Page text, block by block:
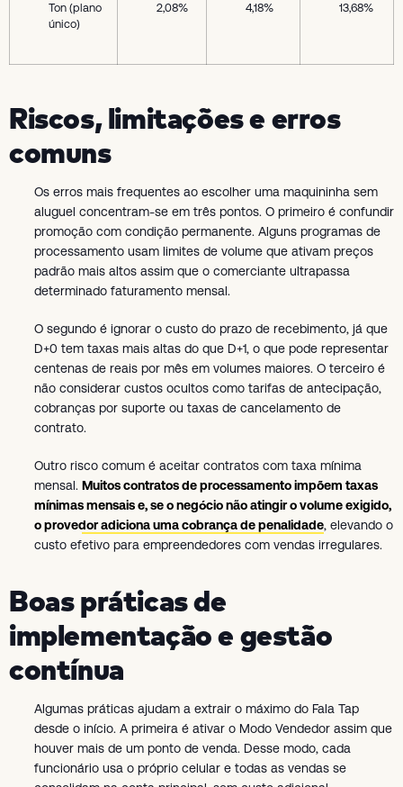
Ton (plano
único)
2,08% 4,18% 13,68%
Riscos, limitações e erros
comuns
Os erros mais frequentes ao escolher uma maquininha sem
aluguel concentram-se em três pontos. O primeiro é confundir
promoção com condição permanente. Alguns programas de
processamento usam limites de volume que ativam preços
padrão mais altos assim que o comerciante ultrapassa
determinado faturamento mensal.
O segundo é ignorar o custo do prazo de recebimento, já que
D+0 tem taxas mais altas do que D+1, o que pode representar
centenas de reais por mês em volumes maiores. O terceiro é
não considerar custos ocultos como tarifas de antecipação,
cobranças por suporte ou taxas de cancelamento de
contrato.
Outro risco comum é aceitar contratos com taxa mínima
mensal. Muitos contratos de processamento impõem taxas
mínimas mensais e, se o negócio não atingir o volume exigido,
o provedor adiciona uma cobrança de penalidade, elevando o
custo efetivo para empreendedores com vendas irregulares.
Boas práticas de
implementação e gestão
contínua
Algumas práticas ajudam a extrair o máximo do Fala Tap
desde o início. A primeira é ativar o Modo Vendedor assim que
houver mais de um ponto de venda. Desse modo, cada
funcionário usa o próprio celular e todas as vendas se